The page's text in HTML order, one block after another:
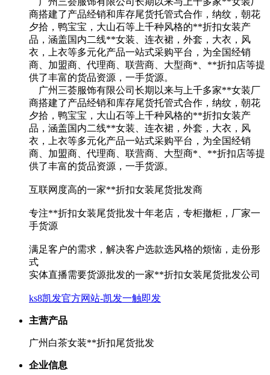
商搭建了产品经销和库存尾货托管式合作，纳纹，朝花
夕拾，鸭宝宝，大山石等上千种风格的**折扣女装产
品，涵盖国内二线**女装、连衣裙，外套，大衣，风
衣，上衣等多元化产品一站式采购平台，为全国经销
商、加盟商、代理商、联营商、大型商*、**折扣店等提
供了丰富的货品资源，一手货源。
广州三荟服饰有限公司长期以来与上千多家**女装厂
商搭建了产品经销和库存尾货托管式合作，纳纹，朝花
夕拾，鸭宝宝，大山石等上千种风格的**折扣女装产
品，涵盖国内二线**女装、连衣裙，外套，大衣，风
衣，上衣等多元化产品一站式采购平台，为全国经销
商、加盟商、代理商、联营商、大型商*、**折扣店等提
供了丰富的货品资源，一手货源。
互联网度高的一家**折扣女装尾货批发商
专注**折扣女装尾货批发十年老店，专柜撤柜，厂家一
手货源
满足客户的需求，解决客户选款选风格的烦恼，走份形
式
实体直播需要货源批发的一家**折扣女装尾货批发公司
ks8凯发官方网站-凯发一触即发
主营产品
广州白茶女装**折扣尾货批发
企业信息